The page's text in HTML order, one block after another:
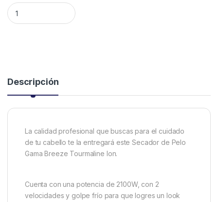
SECADOR DE PELO GA.MA BREEZE 2100W quantity
Descripción
La calidad profesional que buscas para el cuidado
de tu cabello te la entregará este Secador de Pelo
Gama Breeze Tourmaline Ion.
Cuenta con una potencia de 2100W, con 2
velocidades y golpe frío para que logres un look